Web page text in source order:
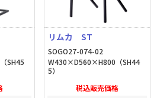
SH45
リムカ ST
SOGO27-074-02
W430×D560×H800（SH44
5）
税込販売価格